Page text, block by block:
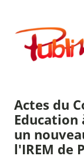
contenu
Publimath
Actes du
Education
un
l'IREM de